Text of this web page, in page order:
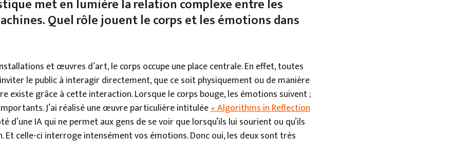
met en lumière la relation complexe entre les
Quel rôle jouent le corps et les émotions dans
et œuvres d’art, le corps occupe une place centrale. En effet, toutes
le public à interagir directement, que ce soit physiquement ou de manière
existe grâce à cette interaction. Lorsque le corps bouge, les émotions suivent ;
J’ai réalisé une œuvre particulière intitulée« Algorithms in Reflection
IA qui ne permet aux gens de se voir que lorsqu’ils lui sourient ou qu’ils
Et celle-ci interroge intensément vos émotions. Donc oui, les deux sont très